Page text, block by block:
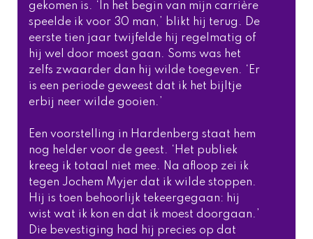
gekomen is. ‘In het begin van mijn carrière
speelde ik voor 30 man,’ blikt hij terug. De
eerste tien jaar twijfelde hij regelmatig of
hij wel door moest gaan. Soms was het
zelfs zwaarder dan hij wilde toegeven. ‘Er
is een periode geweest dat ik het bijltje
erbij neer wilde gooien.’
Een voorstelling in Hardenberg staat hem
nog helder voor de geest. ‘Het publiek
kreeg ik totaal niet mee. Na afloop zei ik
tegen Jochem Myjer dat ik wilde stoppen.
Hij is toen behoorlijk tekeergegaan: hij
wist wat ik kon en dat ik moest doorgaan.’
Die bevestiging had hij precies op dat